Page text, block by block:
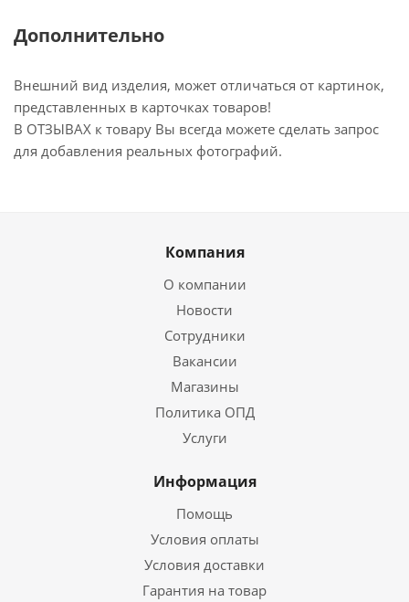
Дополнительно
Внешний вид изделия, может отличаться от картинок,
представленных в карточках товаров!
В ОТЗЫВАХ к товару Вы всегда можете сделать запрос
для добавления реальных фотографий.
Компания
О компании
Новости
Сотрудники
Вакансии
Магазины
Политика ОПД
Услуги
Информация
Помощь
Условия оплаты
Условия доставки
Гарантия на товар